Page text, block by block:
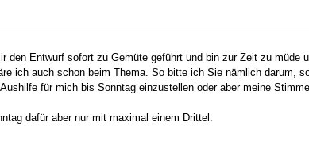
Entwurf sofort zu Gemüte geführt und bin zur Zeit zu müde
ich auch schon beim Thema. So bitte ich Sie nämlich darum,
für mich bis Sonntag einzustellen oder aber meine
dafür aber nur mit maximal einem Drittel.